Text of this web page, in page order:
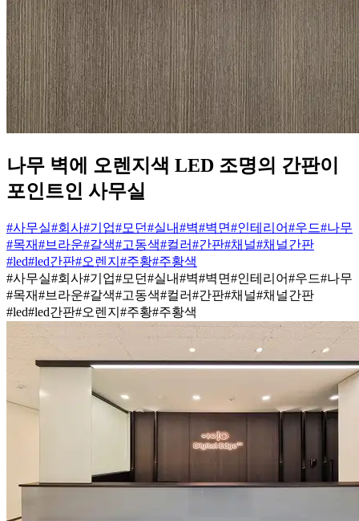
나무 벽에 오렌지색 LED 조명의 간판이
포인트인 사무실
#사무실#회사#기업#모던#실내#벽#벽면#인테리어#우드#나무
#목재#브라운#갈색#고동색#컬러#간판#채널#채널간판
#led#led간판#오렌지 #주황#주황색
#사무실#회사#기업#모던#실내#벽#벽면#인테리어#우드#나무
#목재#브라운#갈색#고동색#컬러#간판#채널#채널간판
#led#led간판#오렌지 #주황#주황색